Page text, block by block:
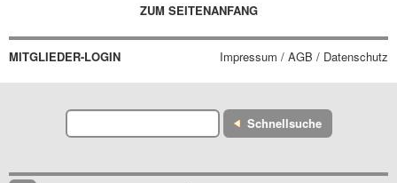
ZUM SEITENANFANG
MITGLIEDER-LOGIN Impressum / AGB / Datenschutz
Schnellsuche